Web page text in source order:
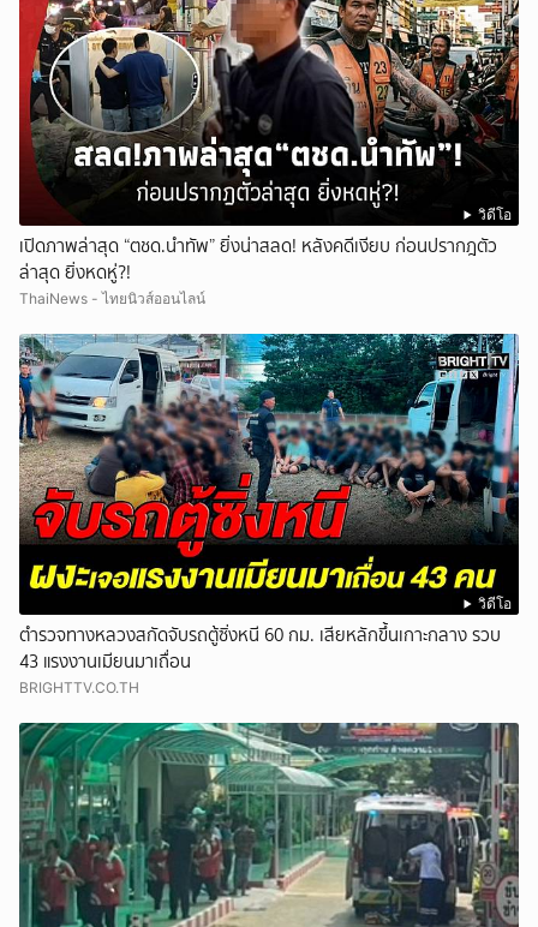
วิดีโอ
เปิดภาพล่าสุด “ตชด.นำทัพ” ยิ่งน่าสลด! หลังคดีเงียบ ก่อนปรากฎตัว
ล่าสุด ยิ่งหดหู่?!
ThaiNews - ไทยนิวส์ออนไลน์
วิดีโอ
ตำรวจทางหลวงสกัดจับรถตู้ซิ่งหนี 60 กม. เสียหลักขึ้นเกาะกลาง รวบ
43 แรงงานเมียนมาเถื่อน
BRIGHTTV.CO.TH